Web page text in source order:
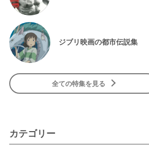
ジブリ映画の都市伝説集
全ての特集を見る
カテゴリー